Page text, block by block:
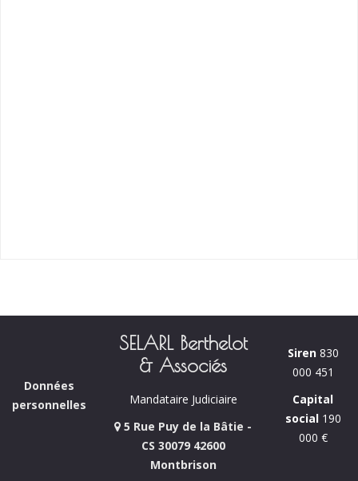
Données
personnelles
SELARL Berthelot
& Associés
Mandataire Judiciaire
5 Rue Puy de la Bâtie -
CS 30079 42600
Montbrison
Siren830
000 451
Capital
social190
000 €